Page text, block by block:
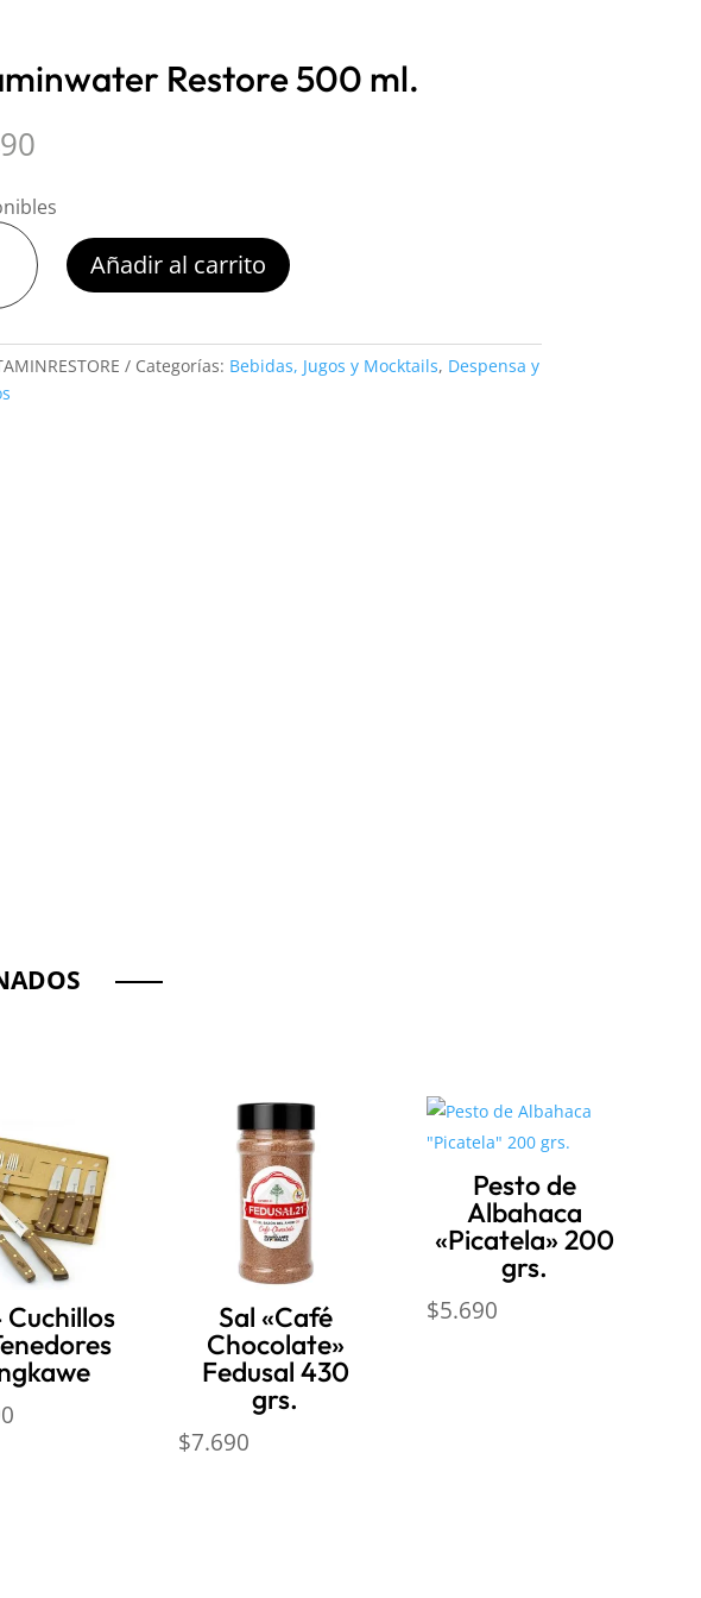
Restore 500 ml.
Añadir al carrito
Categorías: Bebidas, Jugos y Mocktails, Despensa y
Cuchillos Sal «Café
Chocolate»
Fedusal 430
grs.
$7.690
Pesto de
Albahaca
«Picatela» 200
grs.
$5.690